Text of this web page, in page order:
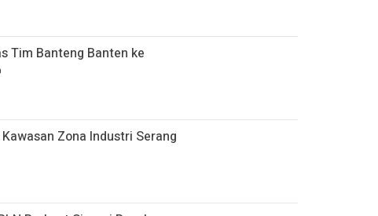
Tim Banteng Banten ke
Zona Industri Serang